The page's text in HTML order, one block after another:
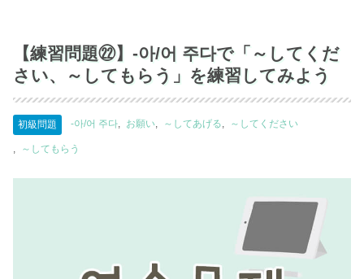
【練習問題㉒】-아/어 주다で「～してくだ
さい、～してもらう」を練習してみよう
初級問題 -아/어 주다 お願い ～してあげる ～してください
～してもらう